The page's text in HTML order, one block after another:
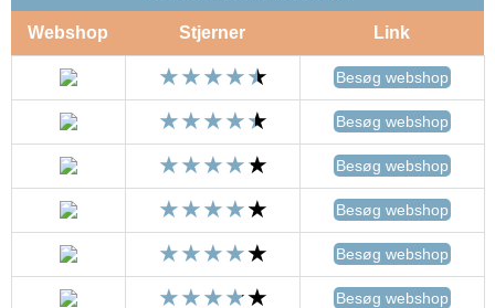
Webshop Stjerner Link
Besøg webshop
Besøg webshop
Besøg webshop
Besøg webshop
Besøg webshop
Besøg webshop